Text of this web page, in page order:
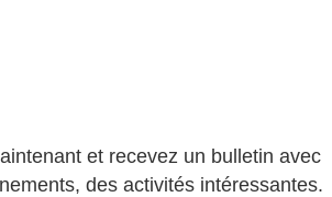
et recevez un bulletin avec
des activités intéressantes.